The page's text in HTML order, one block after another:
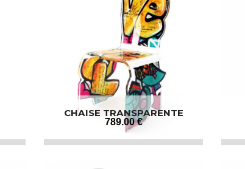
CHAISE TRANSPARENTE
GRAFFITI
789.00 €